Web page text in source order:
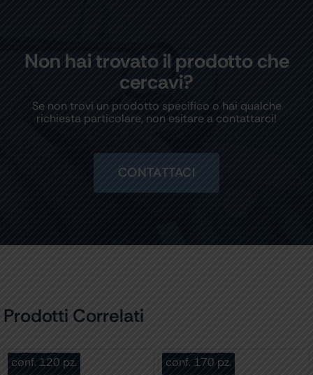
Non hai trovato il prodotto che
cercavi?
Se non trovi un prodotto specifico o hai qualche
richiesta particolare, non esitare a contattarci!
CONTATTACI
Prodotti Correlati
conf. 120 pz. conf. 170 pz.